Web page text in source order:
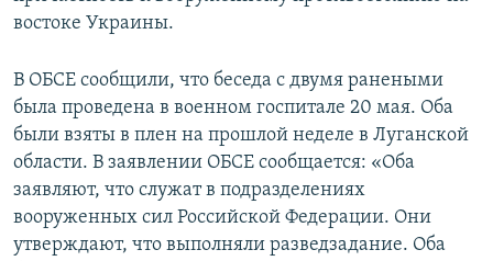
востоке Украины.
В ОБСЕ сообщили, что беседа с двумя ранеными
была проведена в военном госпитале 20 мая. Оба
были взяты в плен на прошлой неделе в Луганской
области. В заявлении ОБСЕ сообщается: «Оба
заявляют, что служат в подразделениях
вооруженных сил Российской Федерации. Они
утверждают, что выполняли разведзадание. Оба